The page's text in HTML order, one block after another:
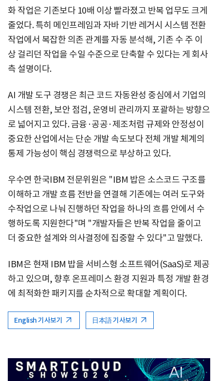
화 작업은 기존보다 10배 이상 빨라졌고 반복 업무도 크게
줄었다. 특히 메인프레임과 자바 기반 레거시 시스템 전환
작업에서 복잡한 의존 관계를 자동 분석해, 기존 수 주 이
상 걸리던 작업을 수일 수준으로 단축할 수 있다는 게 회사
측 설명이다.
AI 개발 도구 경쟁은 최근 코드 자동완성 중심에서 기업의
시스템 전환, 보안 점검, 운영비 관리까지 포괄하는 방향으
로 넓어지고 있다. 금융·공공·제조처럼 규제와 안정성이
중요한 산업에서는 단순 개발 속도보다 전체 개발 체계의
통제 가능성이 핵심 경쟁력으로 부상하고 있다.
우수연 한국IBM 전문위원은 "IBM 밥은 소스코드 구조를
이해하고 개발 흐름 전반을 연결해 기존에는 여러 도구와
수작업으로 나눠 진행하던 작업을 하나의 흐름 안에서 수
행하도록 지원한다"며 "개발자들은 반복 작업을 줄이고
더 중요한 설계와 의사결정에 집중할 수 있다"고 말했다.
IBM은 현재 IBM 밥을 서비스형 소프트웨어(SaaS)로 제공
하고 있으며, 향후 온프레미스 환경 지원과 특정 개발 환경
에 최적화한 패키지를 순차적으로 확대할 계획이다.
English 기사보기 日本語 기사보기